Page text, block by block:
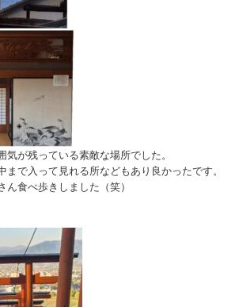
気が残っている素敵な場所でした。
まで入って見れる所などもあり良かったです。
ん食べ歩きしました（笑）